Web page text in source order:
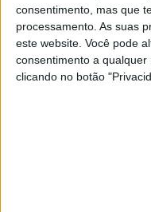
consentimento, mas que
processamento. As suas
este website. Você pode
consentimento a
clicando no botão